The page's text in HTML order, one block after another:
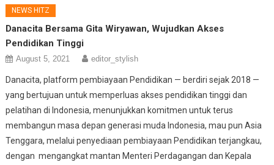
NEWS HITZ
Danacita Bersama Gita Wiryawan, Wujudkan Akses
Pendidikan Tinggi
August 5, 2021 editor_stylish
Danacita, platform pembiayaan Pendidikan — berdiri sejak 2018 —
yang bertujuan untuk memperluas akses pendidikan tinggi dan
pelatihan di Indonesia, menunjukkan komitmen untuk terus
membangun masa depan generasi muda Indonesia, mau pun Asia
Tenggara, melalui penyediaan pembiayaan Pendidikan terjangkau,
dengan mengangkat mantan Menteri Perdagangan dan Kepala